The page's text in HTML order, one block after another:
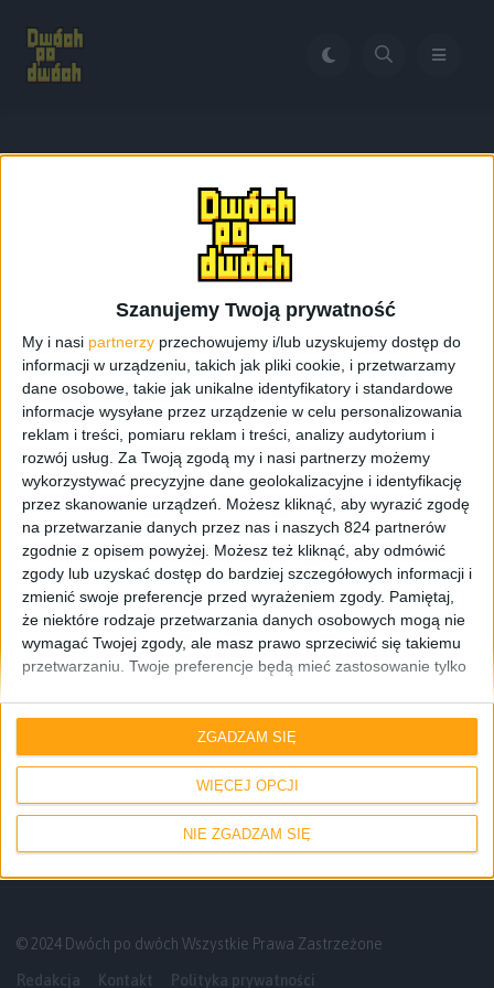
Szanujemy Twoją prywatność
My i nasi partnerzy przechowujemy i/lub uzyskujemy dostęp do
informacji w urządzeniu, takich jak pliki cookie, i przetwarzamy
dane osobowe, takie jak unikalne identyfikatory i standardowe
informacje wysyłane przez urządzenie w celu personalizowania
reklam i treści, pomiaru reklam i treści, analizy audytorium i
rozwój usług. Za Twoją zgodą my i nasi partnerzy możemy
wykorzystywać precyzyjne dane geolokalizacyjne i identyfikację
przez skanowanie urządzeń. Możesz kliknąć, aby wyrazić zgodę
na przetwarzanie danych przez nas i naszych 824 partnerów
zgodnie z opisem powyżej. Możesz też kliknąć, aby odmówić
zgody lub uzyskać dostęp do bardziej szczegółowych informacji i
zmienić swoje preferencje przed wyrażeniem zgody. Pamiętaj,
że niektóre rodzaje przetwarzania danych osobowych mogą nie
wymagać Twojej zgody, ale masz prawo sprzeciwić się takiemu
przetwarzaniu. Twoje preferencje będą mieć zastosowanie tylko
przycisk "Prywatność" na dole strony.
WIĘCEJ OPCJI
NIE ZGADZAM SIĘ
ZGADZAM SIĘ
Gorilla Glass 3 w Galaxy S 4
Gorilla Glass 3 w
Galaxy S 4
Recenzje sprzętu Smartfony
Czy ekran Samsunga Galaxy S 4 przeżyje
upadek? Jest pierwszy drop test (wideo)
© 2024 Dwóch po dwóch Wszystkie Prawa Zastrzeżone
Redakcja Kontakt Polityka prywatności